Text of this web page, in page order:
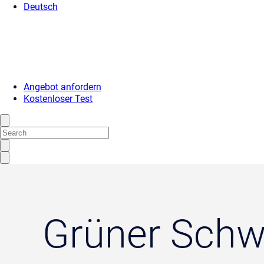
Deutsch
Angebot anfordern
Kostenloser Test
Grüner